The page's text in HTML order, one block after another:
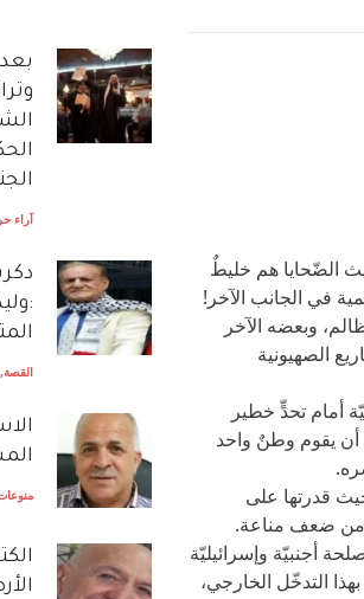
الضّحايا هم خليطٌ
في الجانب الآخر!
وبعضه الآخر
الصهيونية
أمام تحدٍّ خطير
أن يقوم وطنٌ واحد
قدرتها على
من ضعف مناعة.
أجنبيّة وإسرائيليّة
التدخّل الخارجي،
آراء
القصة,